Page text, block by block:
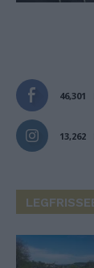
46,301
13,262